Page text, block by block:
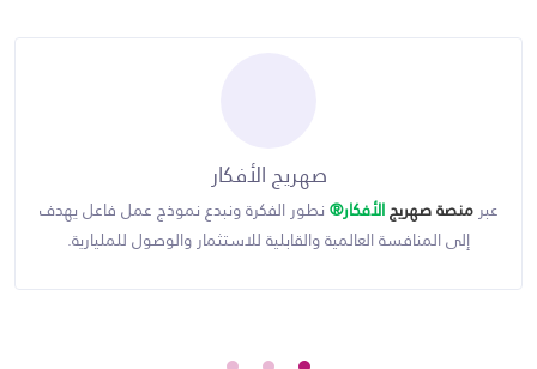
صهريج الأفكار
عبرمنصة صهريجالأفكار®نطور الفكرة ونبدع نموذج عمل فاعل يهدف
إلى المنافسة العالمية والقابلية للاستثمار والوصول للمليارية.